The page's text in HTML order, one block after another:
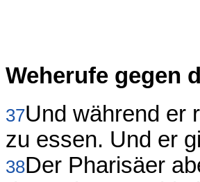
Weherufe gegen
37Und während er
zu essen. Und er
38Der Pharisäer